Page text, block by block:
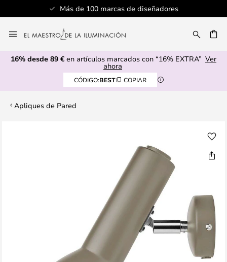
Más de 100 marcas de diseñadores
al
contenido
16% desde 89 € en artículos marcados con “16% EXTRA” Ver
ahora
CÓDIGO:BEST COPIAR
Apliques de Pared